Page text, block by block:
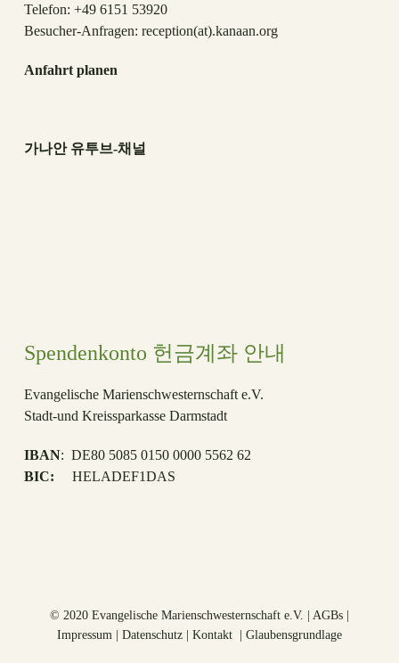
Telefon: +49 6151 53920
Besucher-Anfragen: reception(at).kanaan.org
Anfahrt planen
가나안 유투브-채널
Spendenkonto 헌금계좌 안내
Evangelische Marienschwesternschaft e.V.
Stadt-und Kreissparkasse Darmstadt
IBAN: DE80 5085 0150 0000 5562 62
BIC: HELADEF1DAS
© 2020 Evangelische Marienschwesternschaft e.V. | AGBs|
Impressum
Datenschutz| Kontakt Glaubensgrundlage